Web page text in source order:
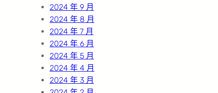
2024 年 9 月
2024 年 8 月
2024 年 7 月
2024 年 6 月
2024 年 5 月
2024 年 4 月
2024 年 3 月